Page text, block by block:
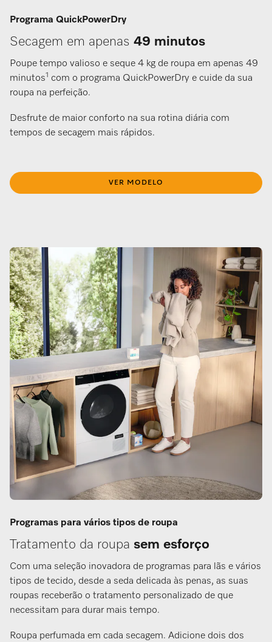
Programa QuickPowerDry
Secagem em apenas 49 minutos
Poupe tempo valioso e seque 4 kg de roupa em apenas 49
minutos1 com o programa QuickPowerDry e cuide da sua
roupa na perfeição.
Desfrute de maior conforto na sua rotina diária com
tempos de secagem mais rápidos.
VER MODELO
Programas para vários tipos de roupa
Tratamento da roupa sem esforço
Com uma seleção inovadora de programas para lãs e vários
tipos de tecido, desde a seda delicada às penas, as suas
roupas receberão o tratamento personalizado de que
necessitam para durar mais tempo.
Roupa perfumada em cada secagem. Adicione dois dos